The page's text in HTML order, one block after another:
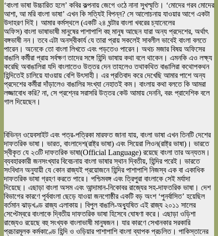
‘বাংলা ভাষা উচ্চারিত হলে’ কবির কল্পনায় জেগে ওঠে নানা সুখস্মৃতি। ‘মোদের গরব মোদের
আশা, আ মরিবাংলা ভাষা’ এখন কি সত্যিই বিপন্ন? সে আলোচনায় যাওয়ার আগে একটা
উদাহরণ দিই। আমার কর্মস্থলে (একটি ২৪ ঘন্টারবাংলা খবরের চ্যানেলের
অফিস) বাংলা ভাষাভাষী মানুষের পাশাপাশি বহু মানুষ আছেন যারা অন্য প্রদেশের, অর্থাৎ
বঙ্গভাষী নন। তবে এটা অনস্বীকার্য যে তারা প্রায় সকলেই সাবলীল ভাবেই বাংলা বলতে
পারেন। অনেকে তো বাংলা লিখতে এবং পড়তেও পারেন। অথচ মজার বিষয় অফিসের
বাঙালি কর্মীরা প্রায় সর্বক্ষণ তাদের সঙ্গে হিন্দি ভাষায় কথা বলে থাকেন। এমনকি এও লক্ষ্য
করেছি অবাঙালিরা যদি বাংলাতেও উত্তর দেন তাহলেও তথাকথিত বাঙালিরা কথোপকথন
হিন্দিতেই চালিয়ে যাওয়ায় বেশি উৎসাহী। এর প্রতিবাদ করে দেখেছি আমার পাশে অন্য
প্রদেশের কর্মীরা দাঁড়ালেও বাঙালির সংখ্যা নেহাতই কম। বাংলায় কথা বলতে কি আমরা
লজ্জাবোধ করি? না, সে প্রশ্নের সরাসরি উত্তর কেউ আমায় দেননি, বরং প্রাদেশিক বলে
গাল দিয়েছেন।
বিভিন্ন ওয়েবসাইট এবং পত্র-পত্রিকা মারফত জানা যায়, বাংলা ভাষা এখন তিনটি দেশের
দাফতরিক ভাষা । ভারত, বাংলাদেশ(রাষ্ট্রভাষা) এবং সিয়েরা লিওন(রাষ্ট্রভাষা)। ভারতে
স্বীকৃত যে ২৩টি দাফতরিক ভাষা(Official Language) রয়েছেবাংলাতার অন্যতম।
ব্যবহারকারী জনসংখ্যার বিবেচনায় বাংলা ভাষার স্থান দ্বিতীয়, হিন্দির পরেই। ভারতে
সংবিধান অনুযায়ী যে কোন রাজ্যই প্রয়োজনে হিন্দির পাশাপাশি নিজস্ব এক বা একাধিক
দাফতরিক ভাষা গ্রহণ করতে পারে। পশ্চিমবঙ্গ এবং ত্রিপুরা বাংলাকে সেই মর্যাদা
দিয়েছে। এছাড়া বাংলা অসম এবং আন্দামান-নিকোবর রাজ্যের সহ-দাফতরিক ভাষা । দেশ
বিভাগের কারণে পূর্ববাংলা ছেড়ে যাওয়া জনগোষ্ঠীর একটি বড় অংশ ‘পুনর্বাসিত’ হয়েছিল
বর্তমান ঝাড়খণ্ড রাজ্য এলাকায়। বিপুল বাঙালি-অধ্যুষিত এই রাজ্য ২০১১ সালের
সেপ্টেম্বরেবাংলাকে দ্বিতীয় দাফতরিক ভাষা হিসেবে ঘোষণা করে। এছাড়া ওড়িশা
রাজ্যেও রয়েছে বহু সংখ্যক বাংলাভাষী মানুষজন। যার কারণে সেখানকার সরকারি
প্রচারমূলক কর্মকাণ্ডে হিন্দি ও ওড়িয়ার পাশাপাশিবাংলাব্যাপক প্রচলিত। পাকিস্তানের